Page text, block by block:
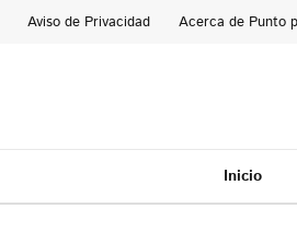
Aviso de Privacidad Acerca de Punto
Inicio